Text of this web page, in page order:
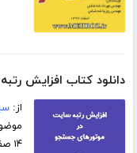
دانلود کتاب افزایش
از:
۱۴ صفحه